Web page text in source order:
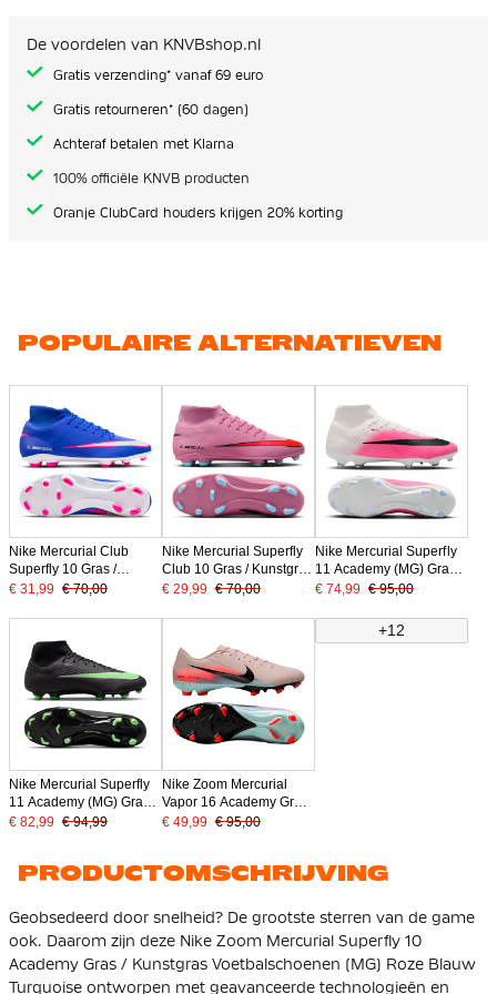
De voordelen van KNVBshop.nl
Gratis verzending* vanaf 69 euro
Gratis retourneren* (60 dagen)
Achteraf betalen met Klarna
100% officiële KNVB producten
Oranje ClubCard houders krijgen 20% korting
POPULAIRE ALTERNATIEVEN
Nike Mercurial Club
Superfly 10 Gras /
Kunstgras
Blauw Wit Felroze
€ 31,99 € 70,00
Nike Mercurial Superfly
Club 10 Gras / Kunstgras
Voetbalschoenen (MG)
€ 29,99 € 70,00
Nike Mercurial Superfly
11 Academy (MG) Gras /
Kunstgras
Felroze Wit Zwart
€ 74,99 € 95,00
Nike Mercurial Superfly
11 Academy (MG) Gras /
Kunstgras
€ 82,99 € 94,99
Nike Zoom Mercurial
Vapor 16 Academy Gras
/ Kunstgras
€ 49,99 € 95,00
+12
PRODUCTOMSCHRIJVING
Geobsedeerd door snelheid? De grootste sterren van de game
ook. Daarom zijn deze Nike Zoom Mercurial Superfly 10
Academy Gras / Kunstgras Voetbalschoenen (MG) Roze Blauw
Turquoise ontworpen met geavanceerde technologieën en